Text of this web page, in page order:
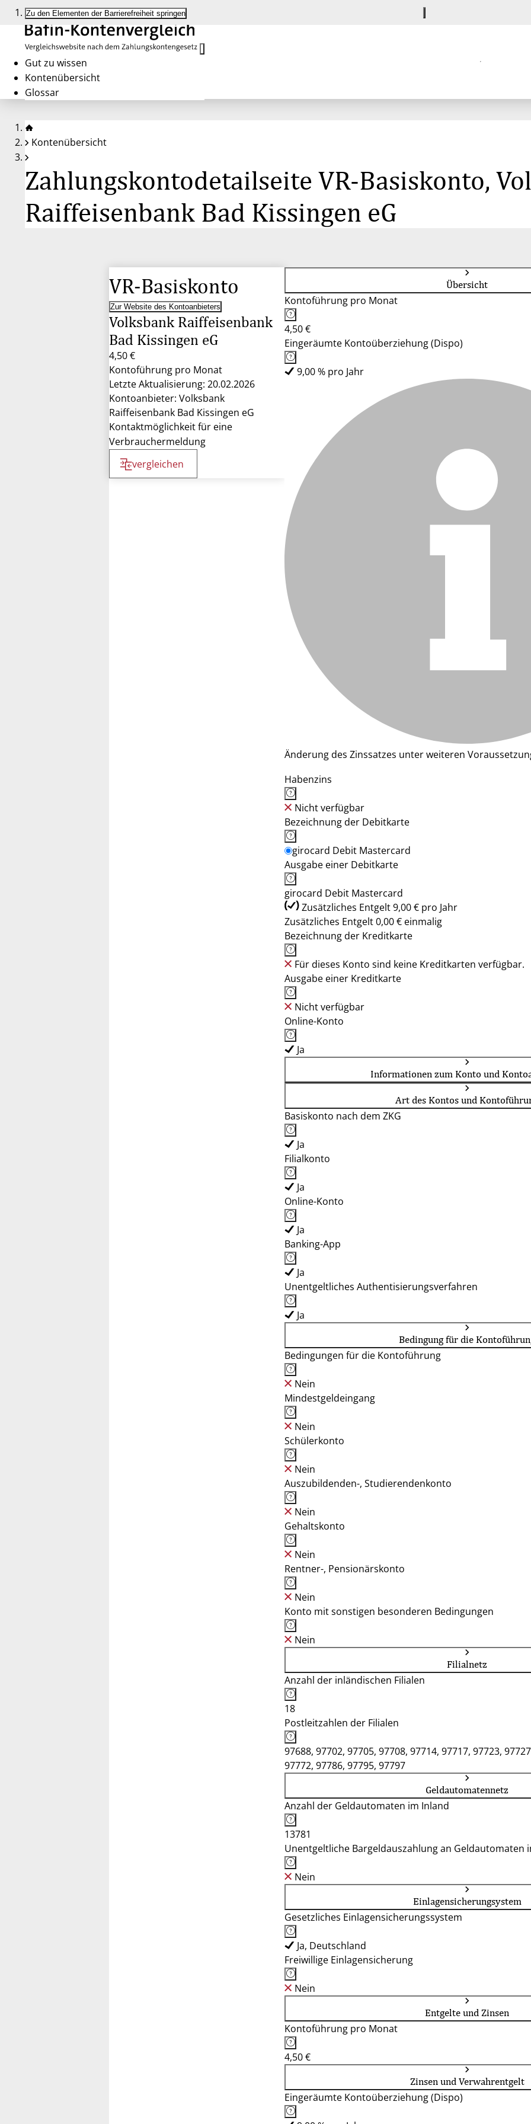
Zu den Elementen der Barrierefreiheit springen
Gut zu wissen
Kontenübersicht
Glossar
Kontenübersicht
Zahlungskontodetailseite VR-Basiskonto,
Raiffeisenbank Bad Kissingen eG
VR-Basiskonto
Zur Website des Kontoanbieters
Volksbank Raiffeisenbank
Bad Kissingen eG
4,50 €
Kontoführung pro Monat
Letzte Aktualisierung: 20.02.2026
Kontoanbieter: Volksbank
Raiffeisenbank Bad Kissingen eG
Kontaktmöglichkeit für eine
Verbrauchermeldung
vergleichen
Übersicht
Kontoführung pro Monat
4,50 €
Eingeräumte Kontoüberziehung (Dispo)
9,00 % pro Jahr
Änderung des Zinssatzes unter weiteren
Habenzins
Nicht verfügbar
Bezeichnung der Debitkarte
girocard Debit Mastercard
Ausgabe einer Debitkarte
girocard Debit Mastercard
Zusätzliches Entgelt 9,00 € pro Jahr
Zusätzliches Entgelt 0,00 € einmalig
Bezeichnung der Kreditkarte
Für dieses Konto sind keine Kreditkarten verfügbar.
Ausgabe einer Kreditkarte
Nicht verfügbar
Online-Konto
Ja
Informationen zum Konto und
Art des Kontos und
Basiskonto nach dem ZKG
Ja
Filialkonto
Ja
Online-Konto
Ja
Banking-App
Ja
Unentgeltliches Authentisierungsverfahren
Ja
Bedingung für die
Bedingungen für die Kontoführung
Nein
Mindestgeldeingang
Nein
Schülerkonto
Nein
Auszubildenden-, Studierendenkonto
Nein
Gehaltskonto
Nein
Rentner-, Pensionärskonto
Nein
Konto mit sonstigen besonderen Bedingungen
Nein
Filialnetz
Anzahl der inländischen Filialen
18
Postleitzahlen der Filialen
97688, 97702, 97705, 97708, 97714, 97717, 97723,
97772, 97786, 97795, 97797
Geldautomatennetz
Anzahl der Geldautomaten im Inland
13781
Unentgeltliche Bargeldauszahlung an Geldautomaten
Nein
Einlagensicherungsystem
Gesetzliches Einlagensicherungssystem
Ja, Deutschland
Freiwillige Einlagensicherung
Nein
Entgelte und Zinsen
Kontoführung pro Monat
4,50 €
Zinsen und Verwahrentgelt
Eingeräumte Kontoüberziehung (Dispo)